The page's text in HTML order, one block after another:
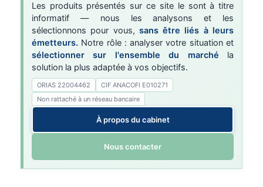
Les produits présentés sur ce site le sont à titre
informatif — nous les analysons et les
sélectionnons pour vous, sans être liés à leurs
émetteurs. Notre rôle : analyser votre situation et
sélectionner sur l'ensemble du marché la
solution la plus adaptée à vos objectifs.
ORIAS 22004462
CIF ANACOFI E010271
Non rattaché à un réseau bancaire
À propos du cabinet
Nous contacter